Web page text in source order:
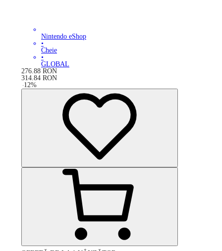
Nintendo eShop
•
Cheie
•
GLOBAL
276.88 RON
314.84 RON
-12%